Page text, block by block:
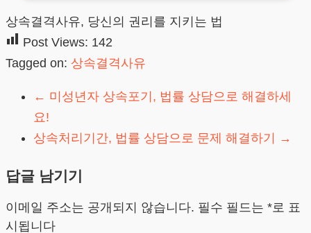
상속결격사유, 당신의 권리를 지키는 법
Post Views: 142
Tagged on: 상속결격사유
← 미성년자 상속포기, 법률 상담으로 해결하세
요!
상속처리기간, 법률 상담으로 문제 해결하기
→
답글 남기기
이메일 주소는 공개되지 않습니다. 필수 필드는 *로 표
시됩니다